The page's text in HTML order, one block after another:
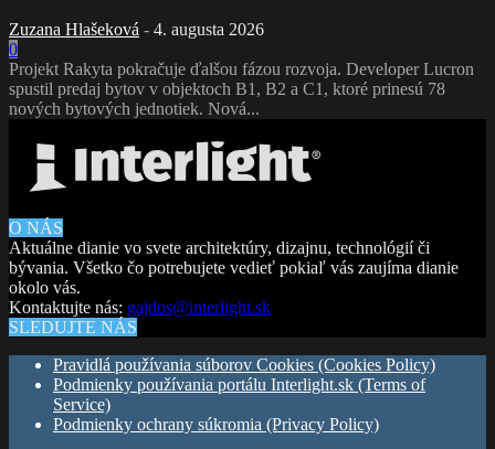
Zuzana Hlašeková - 4. augusta 2026
0
Projekt Rakyta pokračuje ďalšou fázou rozvoja. Developer Lucron
spustil predaj bytov v objektoch B1, B2 a C1, ktoré prinesú 78
nových bytových jednotiek. Nová...
O NÁS
Aktuálne dianie vo svete architektúry, dizajnu, technológií či
bývania. Všetko čo potrebujete vedieť pokiaľ vás zaujíma dianie
okolo vás.
Kontaktujte nás: gajdos@interlight.sk
SLEDUJTE NÁS
Pravidlá používania súborov Cookies (Cookies Policy)
Podmienky používania portálu Interlight.sk (Terms of
Service)
Podmienky ochrany súkromia (Privacy Policy)